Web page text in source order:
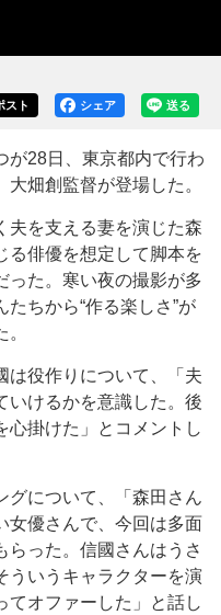
送る
シェア
スト
28日、東京都内で行わ
畑創監督が登場した。
を支える妻を演じた森
る俳優を想定して脚本を
った。寒い夜の撮影が多
ちから“作る楽しさ”が
役作りについて、「夫
いけるかを意識した。後
心掛けた」とコメントし
について、「森田さん
女優さんで、今回は多面
らった。信國さんはうさ
ういうキャラクターを演
てオファーした」と話し